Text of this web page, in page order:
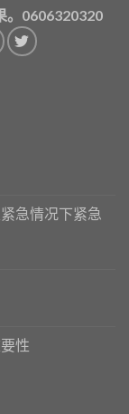
。0606320320
急情况下紧急
性